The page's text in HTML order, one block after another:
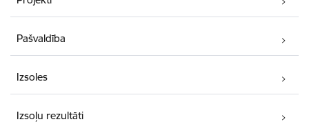
Pašvaldība
Izsoles
Izsoļu rezultāti